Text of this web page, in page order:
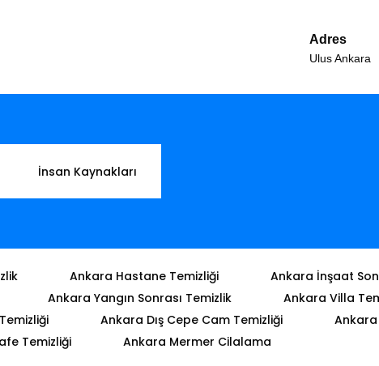
Adres
Ulus Ankara
İnsan Kaynakları
Ankara Hastane Temizliği Ankara İnşaat
Ankara Yangın Sonrası Temizlik
Ankara Villa
Ankara Dış Cepe Cam Temizliği
Ankara
Temizliği Ankara Mermer Cilalama